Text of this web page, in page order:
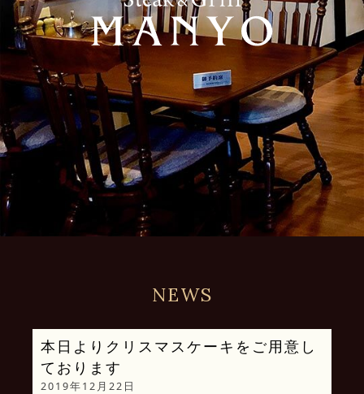
NEWS
本日よりクリスマスケーキをご用意し
ております
2019年12月22日